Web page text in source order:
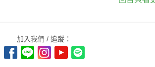
加入我們 / 追蹤：